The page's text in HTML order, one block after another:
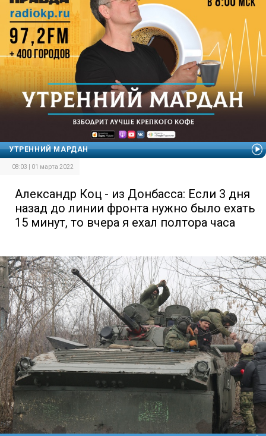
УТРЕННИЙ МАРДАН
08:03 | 01 марта 2022
Александр Коц - из Донбасса: Если 3 дня
назад до линии фронта нужно было ехать
15 минут, то вчера я ехал полтора часа